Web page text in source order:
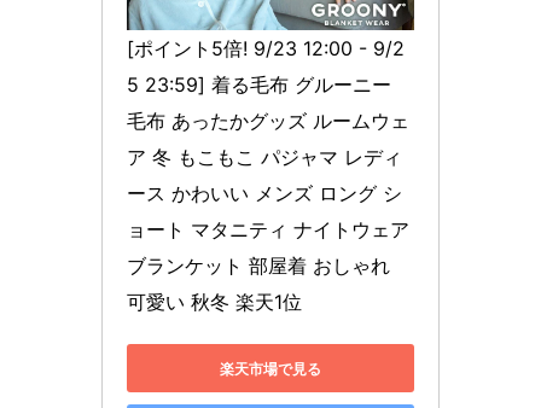
[ポイント5倍! 9/23 12:00 - 9/2
5 23:59] 着る毛布 グルーニー
毛布 あったかグッズ ルームウェ
ア 冬 もこもこ パジャマ レディ
ース かわいい メンズ ロング シ
ョート マタニティ ナイトウェア
ブランケット 部屋着 おしゃれ
可愛い 秋冬 楽天1位
楽天市場で見る